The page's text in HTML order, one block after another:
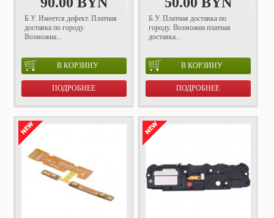
Б.У. Имеется дефект. Платная
доставка по городу.
Возможна...
В КОРЗИНУ
ПОДРОБНЕЕ
Б.У. Платная доставка по
городу. Возможна платная
доставка...
В КОРЗИНУ
ПОДРОБНЕЕ